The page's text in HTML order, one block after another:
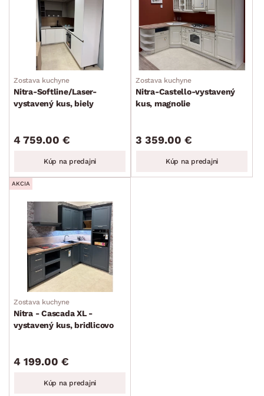
Zostava kuchyne
Nitra-Softline/Laser-
vystavený kus, biely
4 759.00 €
Kúp na predajni
Zostava kuchyne
Nitra-Castello-vystavený
kus, magnolie
3 359.00 €
Kúp na predajni
AKCIA
Zostava kuchyne
Nitra - Cascada XL -
vystavený kus, bridlicovo
4 199.00 €
Kúp na predajni